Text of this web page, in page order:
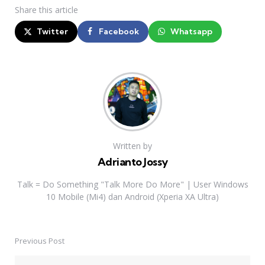
Share this article
Twitter Facebook Whatsapp
Written by
Adrianto Jossy
Talk = Do Something "Talk More Do More" | User Windows
10 Mobile (Mi4) dan Android (Xperia XA Ultra)
PostPrevious Post